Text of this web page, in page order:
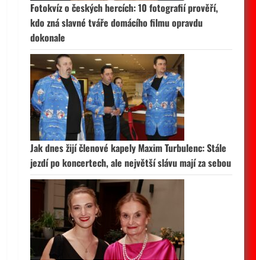
Fotokvíz o českých hercích: 10 fotografií prověří,
kdo zná slavné tváře domácího filmu opravdu
dokonale
Jak dnes žijí členové kapely Maxim Turbulenc: Stále
jezdí po koncertech, ale největší slávu mají za sebou